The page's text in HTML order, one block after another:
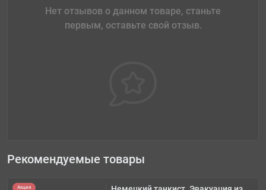
Нет отзывов о данном товаре, станьте
первым, оставьте свой отзыв.
Рекомендуемые товары
Акция